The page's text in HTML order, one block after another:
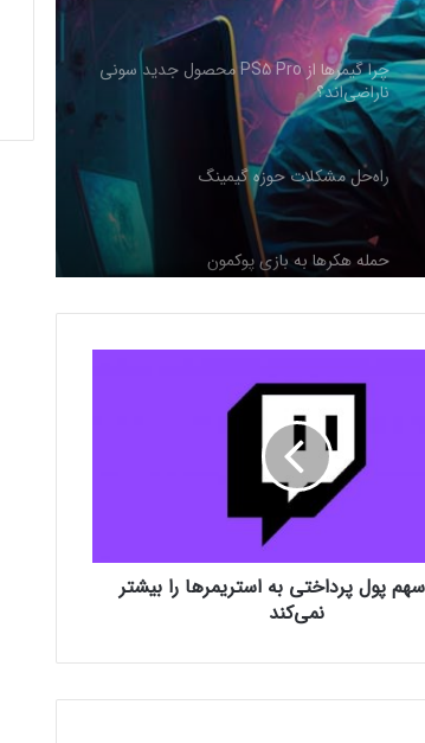
چرا گیمرها از PS5 Pro محصول جدید سونی
ناراضی‌اند؟
راه‌حل مشکلات حوزه گیمینگ
حمله هکرها به بازی پوکمون
کنسول دیجیتال PS5 کمترین محبوبیت را در
بازی‌های ویدئویی جذاب باشید
رفع فیلتر گوگل پلی به حل مشکلات سازندگان
بازی‌ها کمک خواهد کرد؟
جذب سرمایه ۱۰ میلیون دلاری توسط شرکت
پول پرداختی به استریمرها را بیشتر
نمی‌کند